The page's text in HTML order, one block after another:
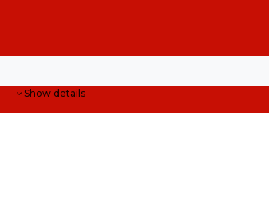
Show details